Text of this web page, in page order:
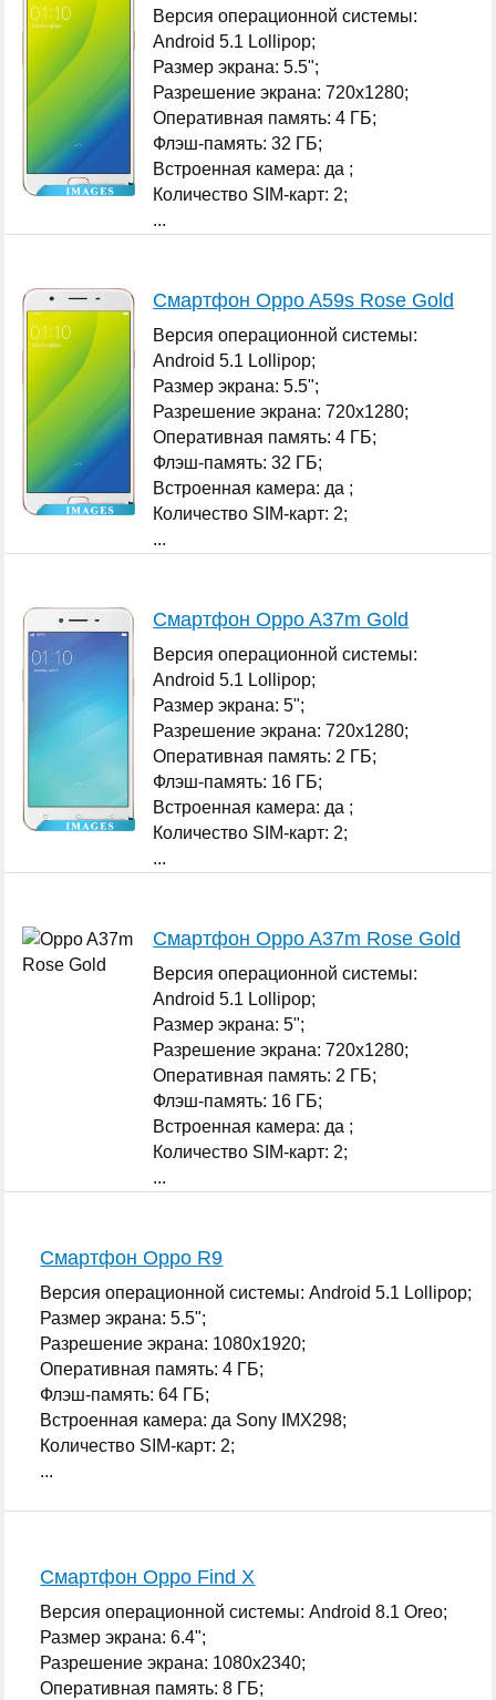
Версия операционной системы:
Android 5.1 Lollipop;
Размер экрана: 5.5";
Разрешение экрана: 720x1280;
Оперативная память: 4 ГБ;
Флэш-память: 32 ГБ;
Встроенная камера: да ;
Количество SIM-карт: 2;
...
Смартфон Oppo A59s Rose Gold
Версия операционной системы:
Android 5.1 Lollipop;
Размер экрана: 5.5";
Разрешение экрана: 720x1280;
Оперативная память: 4 ГБ;
Флэш-память: 32 ГБ;
Встроенная камера: да ;
Количество SIM-карт: 2;
...
Смартфон Oppo A37m Gold
Версия операционной системы:
Android 5.1 Lollipop;
Размер экрана: 5";
Разрешение экрана: 720x1280;
Оперативная память: 2 ГБ;
Флэш-память: 16 ГБ;
Встроенная камера: да ;
Количество SIM-карт: 2;
...
Смартфон Oppo A37m Rose Gold
Версия операционной системы:
Android 5.1 Lollipop;
Размер экрана: 5";
Разрешение экрана: 720x1280;
Оперативная память: 2 ГБ;
Флэш-память: 16 ГБ;
Встроенная камера: да ;
Количество SIM-карт: 2;
...
Смартфон Oppo R9
Версия операционной системы: Android 5.1 Lollipop;
Размер экрана: 5.5";
Разрешение экрана: 1080x1920;
Оперативная память: 4 ГБ;
Флэш-память: 64 ГБ;
Встроенная камера: да Sony IMX298;
Количество SIM-карт: 2;
...
Смартфон Oppo Find X
Версия операционной системы: Android 8.1 Oreo;
Размер экрана: 6.4";
Разрешение экрана: 1080x2340;
Оперативная память: 8 ГБ;